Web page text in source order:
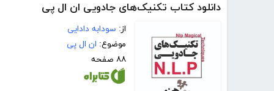
دانلود کتاب تکنیک‌های جادویی ان‌ ال‌ پی
از: سودابه دادایی
موضوع: ان ال پی
۸۸ صفحه